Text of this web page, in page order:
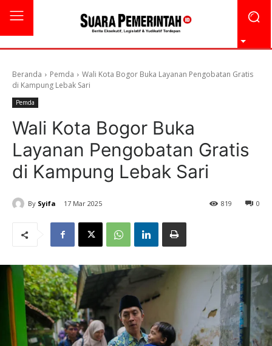
Beranda Pemda
Wali Kota Bogor Buka Layanan Pengobatan Gratis
di Kampung Lebak Sari
Pemda
Wali Kota Bogor Buka
Layanan Pengobatan Gratis
di Kampung Lebak Sari
By Syifa 17 Mar 2025 0
819